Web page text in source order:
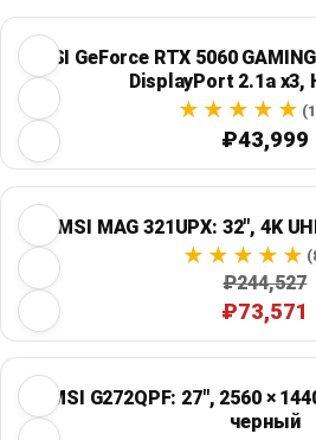
MSI GeForce RTX 5060
DisplayPort 2.1a x3,
₽43,999
MSI MAG 321UPX: 32", 4K
₽244,527
₽73,571
MSI G272QPF: 27", 2560 ×
черный